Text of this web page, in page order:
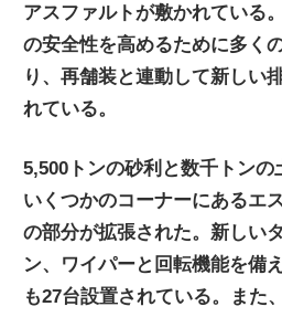
アスファルトが敷かれている
の安全性を高めるために多く
り、再舗装と連動して新しい
れている。
5,500トンの砂利と数千トンの
いくつかのコーナーにあるエ
の部分が拡張された。新しい
ン、ワイパーと回転機能を備
も27台設置されている。また